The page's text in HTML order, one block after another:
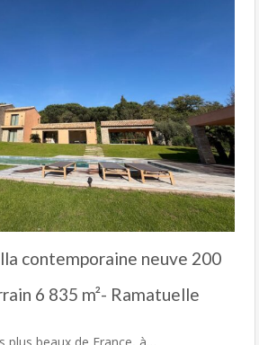
contemporaine neuve 200
6 835 m²- Ramatuelle